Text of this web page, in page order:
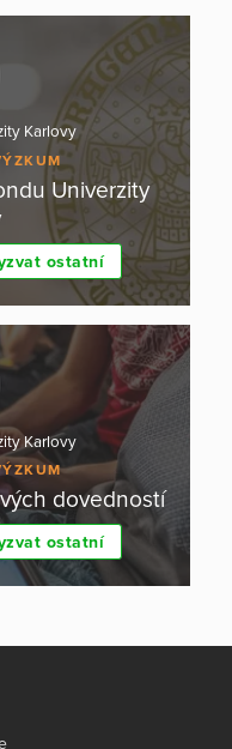
Karlovy
Univerzity
ostatní
Karlovy
dovedností
ostatní